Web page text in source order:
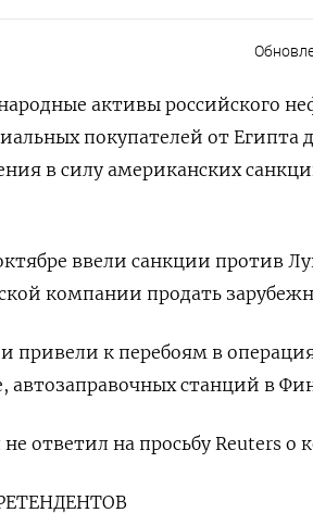
активы российского
покупателей от Египта
в силу американских
ввели санкции против
компании продать
привели к перебоям в
автозаправочных станций в
ответил на просьбу Reuters о